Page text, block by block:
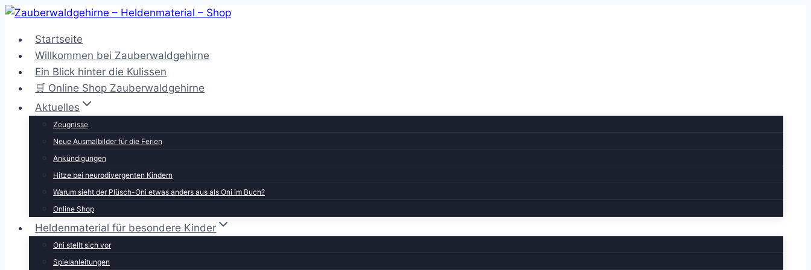
Zum
springenStartseite
Willkommen bei Zauberwaldgehirne
Ein Blick hinter die Kulissen
🛒 Online Shop Zauberwaldgehirne
Aktuelles
Zeugnisse
Neue Ausmalbilder für die Ferien
Ankündigungen
Hitze bei neurodivergenten Kindern
Warum sieht der Plüsch-Oni etwas anders aus als Oni im Buch?
Online Shop
Heldenmaterial für besondere Kinder
Oni stellt sich vor
Spielanleitungen